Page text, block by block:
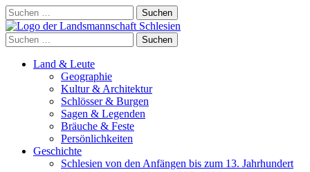
Skip
to
content
Suchen
nach:
Suchen
nach:
Land & Leute
Geographie
Kultur & Architektur
Schlösser & Burgen
Sagen & Legenden
Bräuche & Feste
Persönlichkeiten
Geschichte
Schlesien von den Anfängen bis zum 13. Jahrhundert